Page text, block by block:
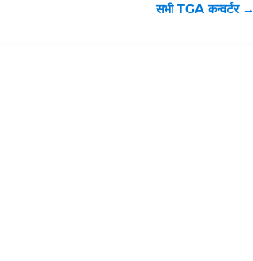
सभी TGA कन्वर्टर →